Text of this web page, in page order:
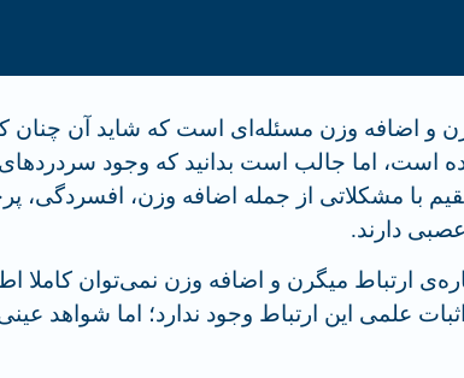
و اضافه وزن مسئله‌ای است که شاید آن چنان
است، اما جالب است بدانید که وجود
با مشکلاتی از جمله اضافه وزن،
دارند.
ارتباط میگرن و اضافه وزن نمی‌توان
علمی این ارتباط وجود ندارد؛ اما شواهد